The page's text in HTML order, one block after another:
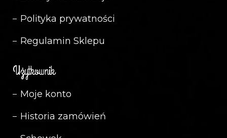
Polityka prywatności
Regulamin Sklepu
Użytkownik
Moje konto
Historia zamówień